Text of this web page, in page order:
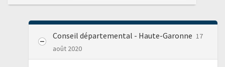
Conseil départemental - Haute-Garonne 17
août 2020